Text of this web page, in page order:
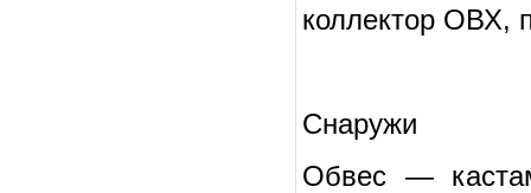
коллектор ОВХ,
Снаружи
Обвес —